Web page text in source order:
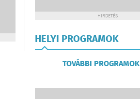
HIRDETÉS
HELYI PROGRAMOK
TOVÁBBI PROGRAMOK